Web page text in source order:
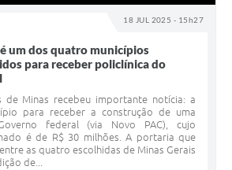
18 JUL 2025 - 15h27
um dos quatro municípios
para receber policlínica do
de Minas recebeu importante notícia: a
para receber a construção de uma
federal (via Novo PAC), cujo
é de R$ 30 milhões. A portaria que
as quatro escolhidas de Minas Gerais
de...